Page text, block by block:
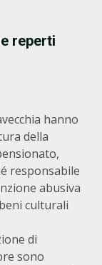
reperti
hanno
della
responsabile
abusiva
culturali
di
sono